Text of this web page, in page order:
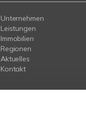
Unternehmen
Leistungen
Immobilien
Regionen
Aktuelles
Kontakt